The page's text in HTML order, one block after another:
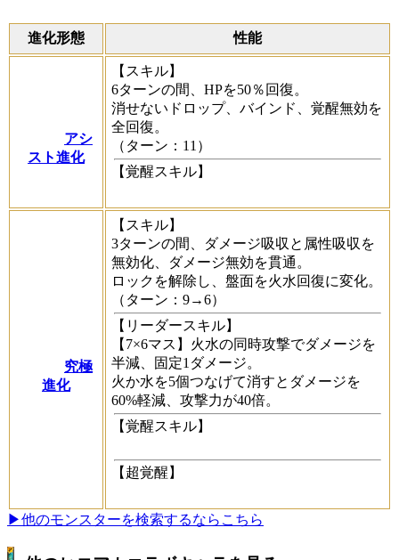
進化形態 性能
アシ
スト進化
【スキル】
6ターンの間、HPを50％回復。
消せないドロップ、バインド、覚醒無効を
全回復。
（ターン：11）
【覚醒スキル】
究極
進化
【スキル】
3ターンの間、ダメージ吸収と属性吸収を
無効化、ダメージ無効を貫通。
ロックを解除し、盤面を火水回復に変化。
（ターン：9→6）
【リーダースキル】
【7×6マス】火水の同時攻撃でダメージを
半減、固定1ダメージ。
火か水を5個つなげて消すとダメージを
60%軽減、攻撃力が40倍。
【覚醒スキル】
【超覚醒】
▶他のモンスターを検索するならこちら